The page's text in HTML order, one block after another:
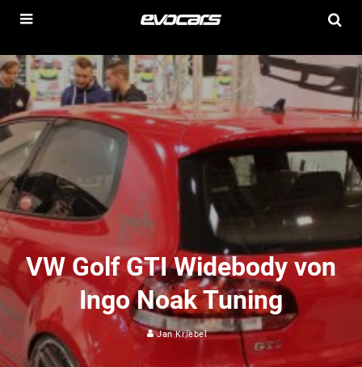
VW Golf GTI Widebody von
Ingo Noak Tuning
Jan Kriebel